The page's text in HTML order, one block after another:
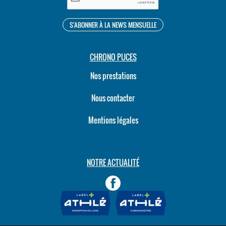
CHRONO PUCES
Nos prestations
Nous contacter
Mentions légales
NOTRE ACTUALITÉ